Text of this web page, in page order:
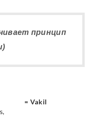
принцип
= Vakil